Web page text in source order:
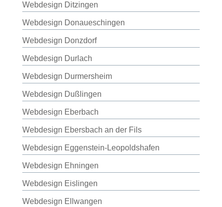
Webdesign Ditzingen
Webdesign Donaueschingen
Webdesign Donzdorf
Webdesign Durlach
Webdesign Durmersheim
Webdesign Dußlingen
Webdesign Eberbach
Webdesign Ebersbach an der Fils
Webdesign Eggenstein-Leopoldshafen
Webdesign Ehningen
Webdesign Eislingen
Webdesign Ellwangen